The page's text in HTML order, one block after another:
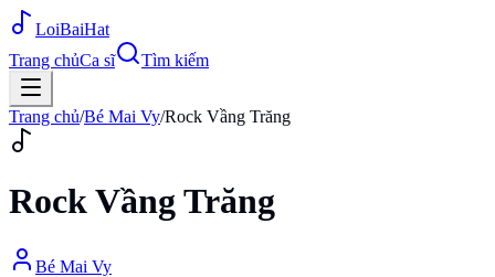
LoiBaiHat
Trang chủCa sĩ Tìm kiếm
Trang chủ/Bé Mai Vy/Rock Vầng Trăng
Rock Vầng Trăng
Bé Mai Vy